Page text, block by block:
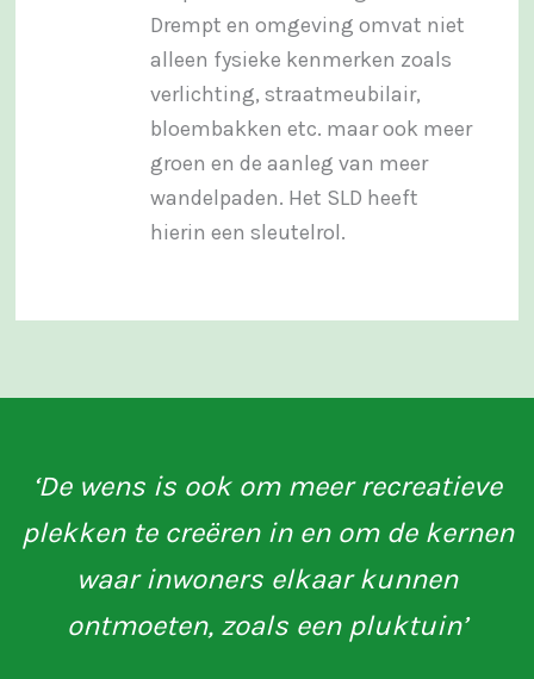
Drempt en omgeving omvat niet
alleen fysieke kenmerken zoals
verlichting, straatmeubilair,
bloembakken etc. maar ook meer
groen en de aanleg van meer
wandelpaden. Het SLD heeft
hierin een sleutelrol.
‘De wens is ook om meer recreatieve
plekken te creëren in en om de kernen
waar inwoners elkaar kunnen
ontmoeten, zoals een pluktuin’